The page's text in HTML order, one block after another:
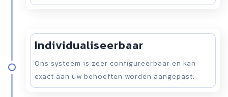
Individualiseerbaar
Ons systeem is zeer configureerbaar en kan
exact aan uw behoeften worden aangepast.